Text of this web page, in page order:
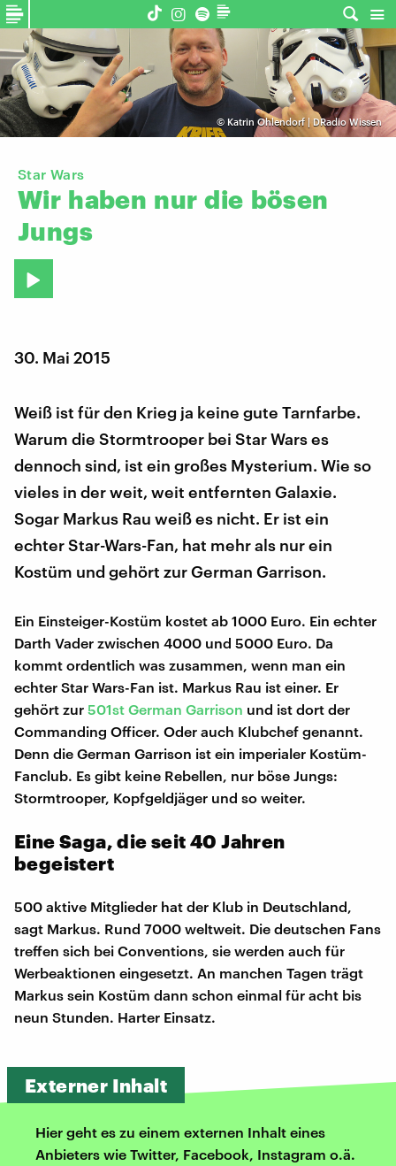
© Katrin Ohlendorf | DRadio Wissen
Star Wars
Wir haben nur die bösen
Jungs
30. Mai 2015
Weiß ist für den Krieg ja keine gute Tarnfarbe.
Warum die Stormtrooper bei Star Wars es
dennoch sind, ist ein großes Mysterium. Wie so
vieles in der weit, weit entfernten Galaxie.
Sogar Markus Rau weiß es nicht. Er ist ein
echter Star-Wars-Fan, hat mehr als nur ein
Kostüm und gehört zur German Garrison.
Ein Einsteiger-Kostüm kostet ab 1000 Euro. Ein echter
Darth Vader zwischen 4000 und 5000 Euro. Da
kommt ordentlich was zusammen, wenn man ein
echter Star Wars-Fan ist. Markus Rau ist einer. Er
gehört zur 501st German Garrison und ist dort der
Commanding Officer. Oder auch Klubchef genannt.
Denn die German Garrison ist ein imperialer Kostüm-
Fanclub. Es gibt keine Rebellen, nur böse Jungs:
Stormtrooper, Kopfgeldjäger und so weiter.
Eine Saga, die seit 40 Jahren
begeistert
500 aktive Mitglieder hat der Klub in Deutschland,
sagt Markus. Rund 7000 weltweit. Die deutschen Fans
treffen sich bei Conventions, sie werden auch für
Werbeaktionen eingesetzt. An manchen Tagen trägt
Markus sein Kostüm dann schon einmal für acht bis
neun Stunden. Harter Einsatz.
Externer Inhalt
Hier geht es zu einem externen Inhalt eines
Anbieters wie Twitter, Facebook, Instagram o.ä.